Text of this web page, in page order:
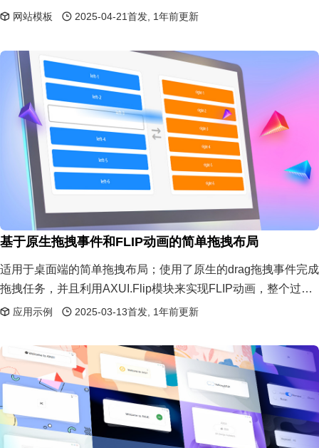
黑模式。支持自定义主题颜色。所有会员中心的页面都做了调
网站模板 2025-04-21首发, 1年前更新
基于原生拖拽事件和FLIP动画的简单拖拽布局
适用于桌面端的简单拖拽布局；使用了原生的drag拖拽事件完成
拖拽任务，并且利用AXUI.Flip模块来实现FLIP动画，整个过程
丝滑流程。
应用示例 2025-03-13首发, 1年前更新